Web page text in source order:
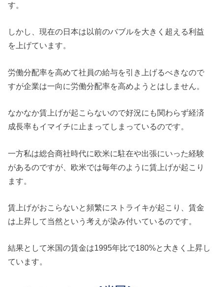
す。
しかし、現在の日本は以前のバブルを大きく超える利益
を上げています。
労働分配率を高めて社員の給与を引き上げるべきなので
すが企業は一向に労働分配率を高めようとはしません。
なかなか賃上げが起こらないので好況にも関わらず経済
成長率もイマイチに止まってしまっているのです。
一方私は総合商社時代に欧米に駐在や出張にいった経験
があるのですが、欧米では毎年のように賃上げが起こり
ます。
賃上げがおこらないと頻繁にストライキが起こり、賃金
は上昇して当然という考えが染み付いているのです。
結果として米国の賃金は1995年比で180%と大きく上昇し
ています。